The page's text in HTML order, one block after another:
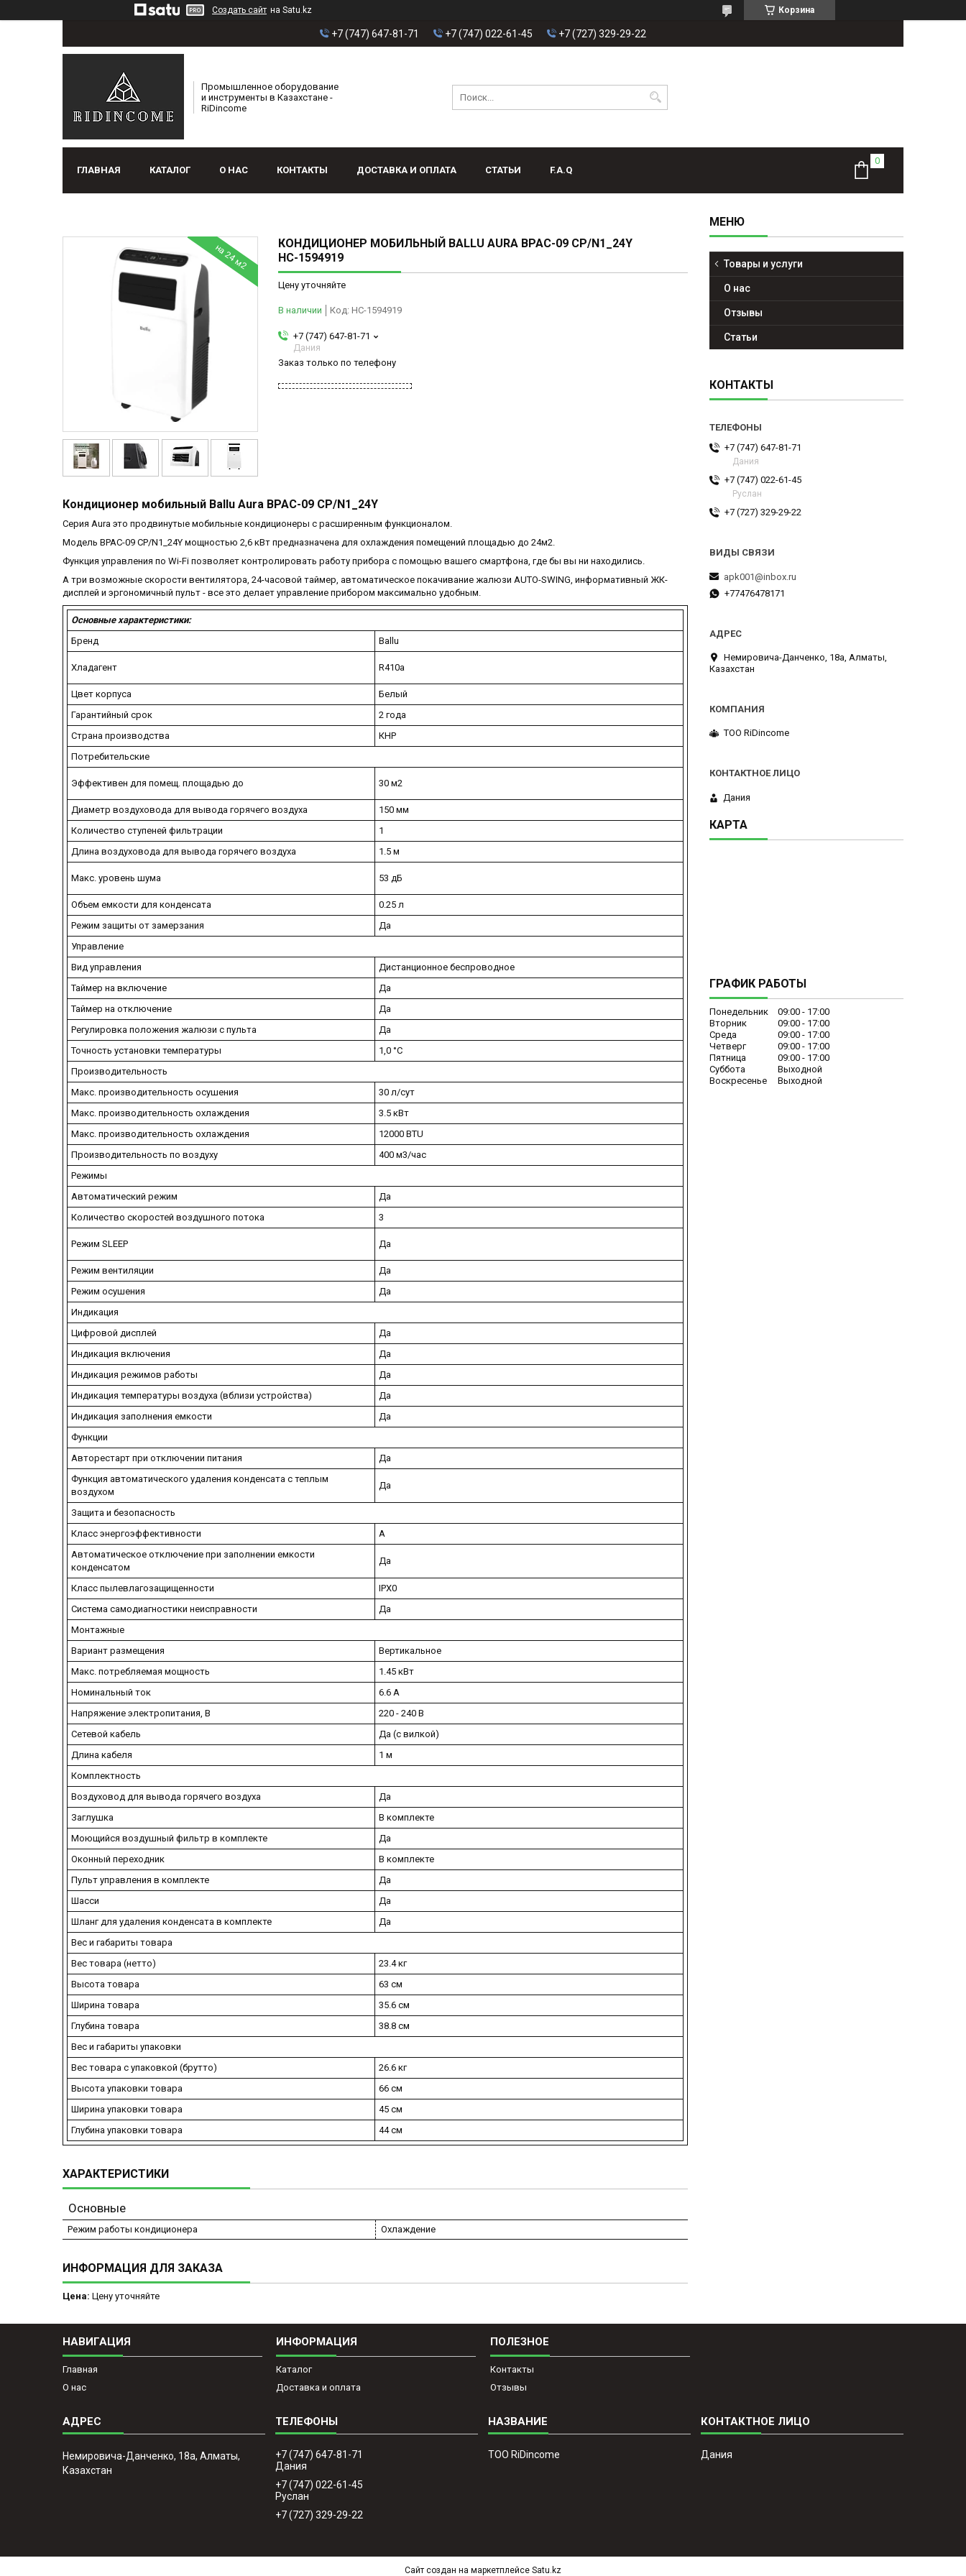
Создать сайт на Satu.kz Корзина
+7 (747) 647-81-71 +7 (747) 022-61-45 +7 (727) 329-29-22
Промышленное оборудование
и инструменты в Казахстане -
RiDincome
ГЛАВНАЯ КАТАЛОГ О НАС КОНТАКТЫ ДОСТАВКА И ОПЛАТА СТАТЬИ F.A.Q
на 24 м2
КОНДИЦИОНЕР МОБИЛЬНЫЙ BALLU AURA BPAC-09 CP/N1_24Y
НС-1594919
Цену уточняйте
В наличии Код: НС-1594919
+7 (747) 647-81-71
Дания
Заказ только по телефону
Кондиционер мобильный Ballu Aura BPAC-09 CP/N1_24Y
Серия Aura это продвинутые мобильные кондиционеры с расширенным функционалом.
Модель BPAC-09 CP/N1_24Y мощностью 2,6 кВт предназначена для охлаждения помещений площадью до 24м2.
Функция управления по Wi-Fi позволяет контролировать работу прибора с помощью вашего смартфона, где бы вы ни находились.
А три возможные скорости вентилятора, 24-часовой таймер, автоматическое покачивание жалюзи AUTO-SWING, информативный ЖК-
дисплей и эргономичный пульт - все это делает управление прибором максимально удобным.
Основные характеристики:
Бренд
Ballu
Хладагент R410a
Цвет корпуса
Белый
Гарантийный срок
2 года
Страна производства
КНР
Потребительские
Эффективен для помещ. площадью до 30 м2
Диаметр воздуховода для вывода горячего воздуха
150 мм
Количество ступеней фильтрации
1
Длина воздуховода для вывода горячего воздуха
1.5 м
Макс. уровень шума 53 дБ
Объем емкости для конденсата
0.25 л
Режим защиты от замерзания
Да
Управление
Вид управления
Дистанционное беспроводное
Таймер на включение
Да
Таймер на отключение
Да
Регулировка положения жалюзи с пульта
Да
Точность установки температуры
1,0 °С
Производительность
Макс. производительность осушения
30 л/сут
Макс. производительность охлаждения
3.5 кВт
Макс. производительность охлаждения
12000 BTU
Производительность по воздуху
400 м3/час
Режимы
Автоматический режим
Да
Количество скоростей воздушного потока
3
Режим SLEEP Да
Режим вентиляции
Да
Режим осушения
Да
Индикация
Цифровой дисплей
Да
Индикация включения
Да
Индикация режимов работы
Да
Индикация температуры воздуха (вблизи устройства)
Да
Индикация заполнения емкости
Да
Функции
Авторестарт при отключении питания
Да
Функция автоматического удаления конденсата с теплым
воздухом
Да
Защита и безопасность
Класс энергоэффективности
A
Автоматическое отключение при заполнении емкости
конденсатом
Да
Класс пылевлагозащищенности
IPX0
Система самодиагностики неисправности
Да
Монтажные
Вариант размещения
Вертикальное
Макс. потребляемая мощность
1.45 кВт
Номинальный ток
6.6 А
Напряжение электропитания, В
220 - 240 В
Сетевой кабель
Да (с вилкой)
Длина кабеля
1 м
Комплектность
Воздуховод для вывода горячего воздуха
Да
Заглушка
В комплекте
Моющийся воздушный фильтр в комплекте
Да
Оконный переходник
В комплекте
Пульт управления в комплекте
Да
Шасси
Да
Шланг для удаления конденсата в комплекте
Да
Вес и габариты товара
Вес товара (нетто)
23.4 кг
Высота товара
63 см
Ширина товара
35.6 см
Глубина товара
38.8 см
Вес и габариты упаковки
Вес товара с упаковкой (брутто)
26.6 кг
Высота упаковки товара
66 см
Ширина упаковки товара
45 см
Глубина упаковки товара
44 см
ХАРАКТЕРИСТИКИ
Основные
Режим работы кондиционера Охлаждение
ИНФОРМАЦИЯ ДЛЯ ЗАКАЗА
Цена: Цену уточняйте
Товары и услуги
О нас
Отзывы
Статьи
КОНТАКТЫ
+7 (747) 647-81-71
Дания
+7 (747) 022-61-45
Руслан
+7 (727) 329-29-22
apk001@inbox.ru
+77476478171
Немировича-Данченко, 18а, Алматы,
Казахстан
ТОО RiDincome
Дания
КАРТА
ГРАФИК РАБОТЫ
Понедельник 09:00
17:00
Вторник
09:00
17:00
Среда
09:00
17:00
Четверг
09:00
17:00
Пятница
09:00
17:00
Суббота
Выходной
Воскресенье
Выходной
НАВИГАЦИЯ
Главная
О нас
ИНФОРМАЦИЯ
Каталог
Доставка и оплата
ПОЛЕЗНОЕ
Контакты
Отзывы
Немировича-Данченко, 18а, Алматы,
Казахстан
+7 (747) 647-81-71
Дания
+7 (747) 022-61-45
Руслан
+7 (727) 329-29-22
ТОО RiDincome Дания
Сайт создан на маркетплейсе Satu.kz